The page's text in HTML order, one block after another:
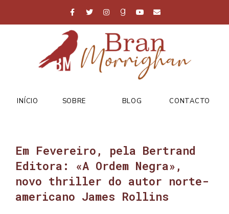
INÍCIO SOBRE BLOG CONTACTO
Em Fevereiro, pela Bertrand
Editora: «A Ordem Negra»,
novo thriller do autor norte-
americano James Rollins